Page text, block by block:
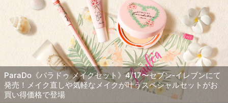
ParaDo《パラドゥ メイクセット》4/17〜セブン‐イレブンにて
発売！メイク直しや気軽なメイクが叶うスペシャルセットがお
買い得価格で登場